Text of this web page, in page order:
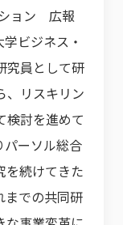
ョン 広報
ビジネス・
究員として研
、リスキリン
検討を進めて
パーソル総合
を続けてきた
までの共同研